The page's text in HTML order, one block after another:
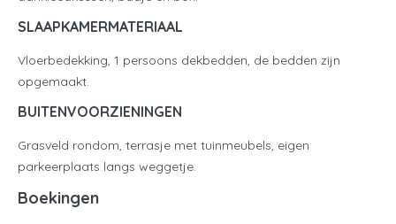
SLAAPKAMERMATERIAAL
Vloerbedekking, 1 persoons dekbedden, de bedden zijn
opgemaakt.
BUITENVOORZIENINGEN
Grasveld rondom, terrasje met tuinmeubels, eigen
parkeerplaats langs weggetje.
Boekingen